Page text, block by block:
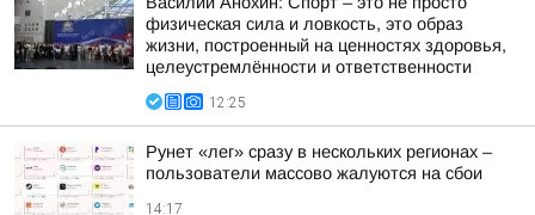
физическая сила и ловкость, это образ
жизни, построенный на ценностях здоровья,
целеустремлённости и ответственности
12:25
Рунет «лег» сразу в нескольких регионах –
пользователи массово жалуются на сбои
14:17